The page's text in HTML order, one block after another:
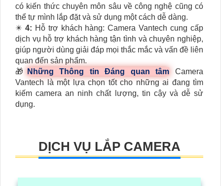
có kiến thức chuyên môn sâu về công nghệ cũng có
thể tự mình lắp đặt và sử dụng một cách dễ dàng.
✴️ 4: Hỗ trợ khách hàng: Camera Vantech cung cấp
dịch vụ hỗ trợ khách hàng tận tình và chuyên nghiệp,
giúp người dùng giải đáp mọi thắc mắc và vấn đề liên
quan đến sản phẩm.
🎁
Những Thông tin Đáng quan tâm Camera
Vantech là một lựa chọn tốt cho những ai đang tìm
kiếm camera an ninh chất lượng, tin cậy và dễ sử
dụng.
DỊCH VỤ LẮP CAMERA